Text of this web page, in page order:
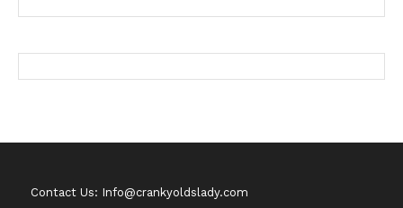
Contact Us: Info@crankyoldslady.com